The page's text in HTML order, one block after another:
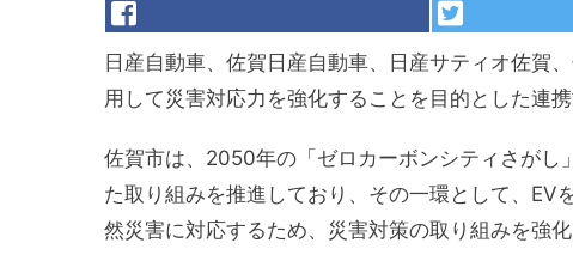
日産自動車、佐賀日産自動車、日産サティオ佐賀
用して災害対応力を強化することを目的とした連
佐賀市は、2050年の「ゼロカーボンシティさがし
た取り組みを推進しており、その一環として、EV
然災害に対応するため、災害対策の取り組みを強